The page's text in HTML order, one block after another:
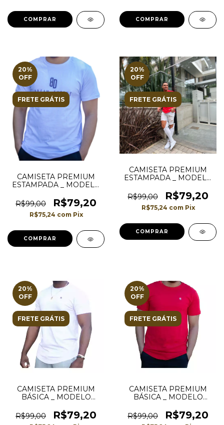
COMPRAR
20%
OFF
FRETE GRÁTIS
CAMISETA PREMIUM
ESTAMPADA _ MODELO
BRANCA
R$99,00 R$79,20
R$75,24 com Pix
COMPRAR
20%
OFF
FRETE GRÁTIS
CAMISETA PREMIUM
ESTAMPADA _ MODELO
VERMELHA
R$99,00 R$79,20
R$75,24 com Pix
COMPRAR
20%
OFF
FRETE GRÁTIS
CAMISETA PREMIUM
BÁSICA _ MODELO
BRANCA
R$99,00 R$79,20
20%
OFF
FRETE GRÁTIS
CAMISETA PREMIUM
BÁSICA _ MODELO
VERMELHA
R$99,00 R$79,20